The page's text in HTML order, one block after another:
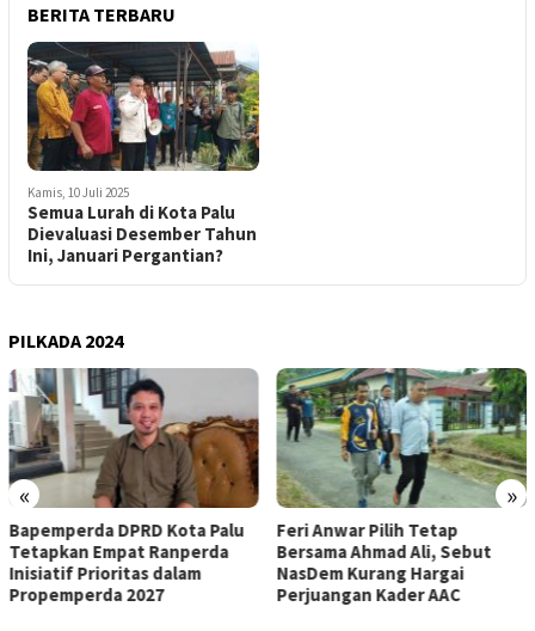
BERITA TERBARU
Kamis, 10 Juli 2025
Semua Lurah di Kota Palu
Dievaluasi Desember Tahun
Ini, Januari Pergantian?
PILKADA 2024
« »
Bapemperda DPRD Kota Palu
Tetapkan Empat Ranperda
Inisiatif Prioritas dalam
Propemperda 2027
Feri Anwar Pilih Tetap
Bersama Ahmad Ali, Sebut
NasDem Kurang Hargai
Perjuangan Kader AAC